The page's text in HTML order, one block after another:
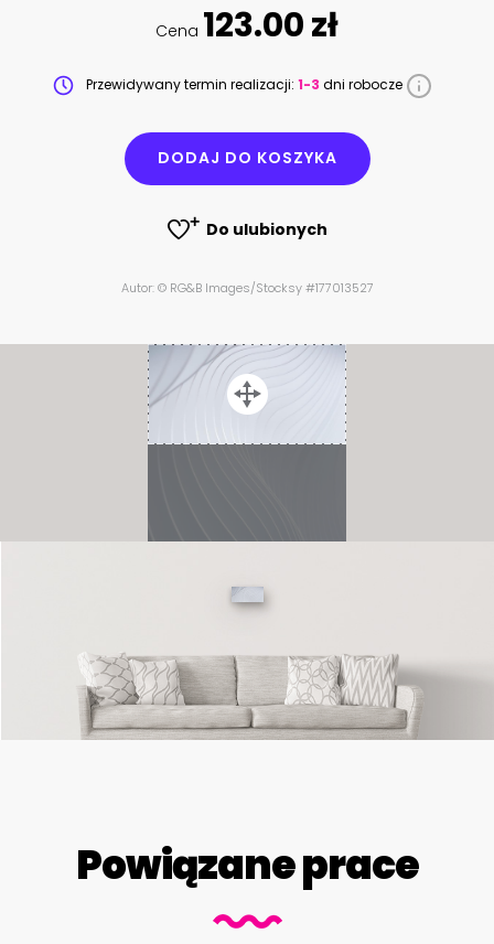
Cena 123.00 zł
Przewidywany termin realizacji: 1-3 dni robocze
DODAJ DO KOSZYKA
Do ulubionych
Autor: © RG&B Images/Stocksy #177013527
Powiązane prace